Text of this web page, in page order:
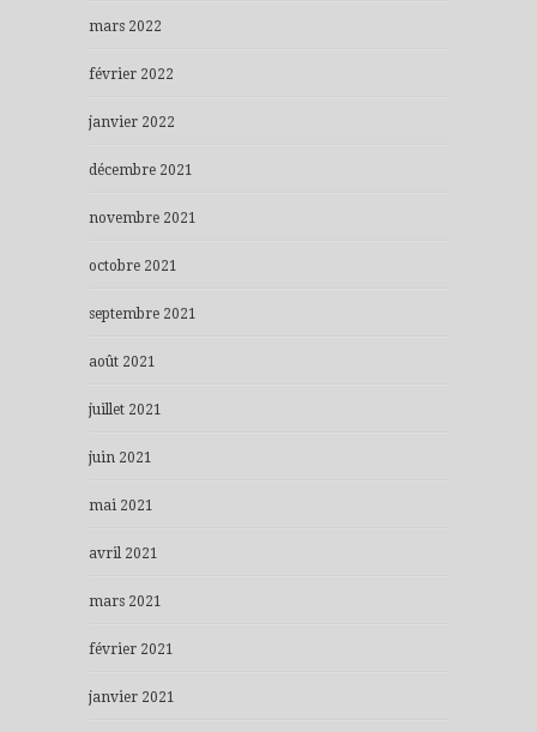
mars 2022
février 2022
janvier 2022
décembre 2021
novembre 2021
octobre 2021
septembre 2021
août 2021
juillet 2021
juin 2021
mai 2021
avril 2021
mars 2021
février 2021
janvier 2021